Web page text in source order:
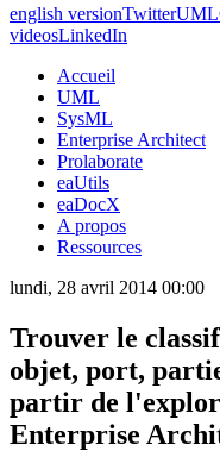
english versionTwitter
videosLinkedIn
Accueil
UML
SysML
Enterprise Architect
Prolaborate
eaUtils
eaDocX
A propos
Ressources
lundi, 28 avril 2014 00:00
Trouver le
objet, port,
partir de
Enterprise